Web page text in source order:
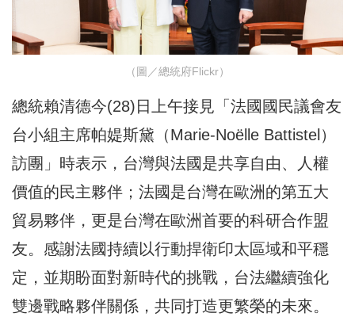
（圖／總統府Flickr）
總統賴清德今(28)日上午接見「法國國民議會友
台小組主席帕媞斯黛（Marie-Noëlle Battistel）
訪團」時表示，台灣與法國是共享自由、人權
價值的民主夥伴；法國是台灣在歐洲的第五大
貿易夥伴，更是台灣在歐洲首要的科研合作盟
友。感謝法國持續以行動捍衛印太區域和平穩
定，並期盼面對新時代的挑戰，台法繼續強化
雙邊戰略夥伴關係，共同打造更繁榮的未來。